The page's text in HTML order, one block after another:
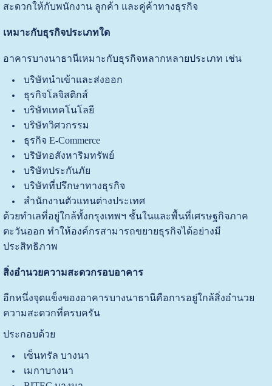
สะดวกให้กับพนักงาน ลูกค้า และคู่ค้าทางธุรกิจ
เหมาะกับธุรกิจประเภทใด
อาคารบางนาธานีเหมาะกับธุรกิจหลากหลายประเภท เช่น
บริษัทนำเข้าและส่งออก
ธุรกิจโลจิสติกส์
บริษัทเทคโนโลยี
บริษัทวิศวกรรม
ธุรกิจ E-Commerce
บริษัทอสังหาริมทรัพย์
บริษัทประกันภัย
บริษัทที่ปรึกษาทางธุรกิจ
สำนักงานตัวแทนต่างประเทศ
ด้วยทำเลที่อยู่ใกล้ทั้งกรุงเทพฯ ชั้นในและพื้นที่เศรษฐกิจภาค
ตะวันออก ทำให้องค์กรสามารถขยายธุรกิจได้อย่างมี
ประสิทธิภาพ
สิ่งอำนวยความสะดวกรอบอาคาร
อีกหนึ่งจุดแข็งของอาคารบางนาธานีคือการอยู่ใกล้สิ่งอำนวย
ความสะดวกที่ครบครัน
ประกอบด้วย
เซ็นทรัล บางนา
เมกาบางนา